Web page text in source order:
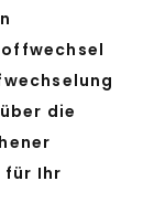
die
für Ihr